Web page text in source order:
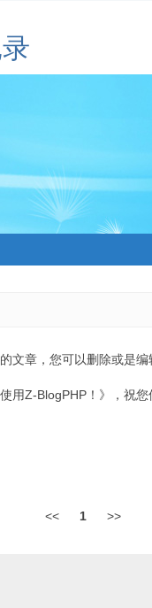
文章，您可以删除或是编
用Z-BlogPHP！》，祝
<< 1 >>